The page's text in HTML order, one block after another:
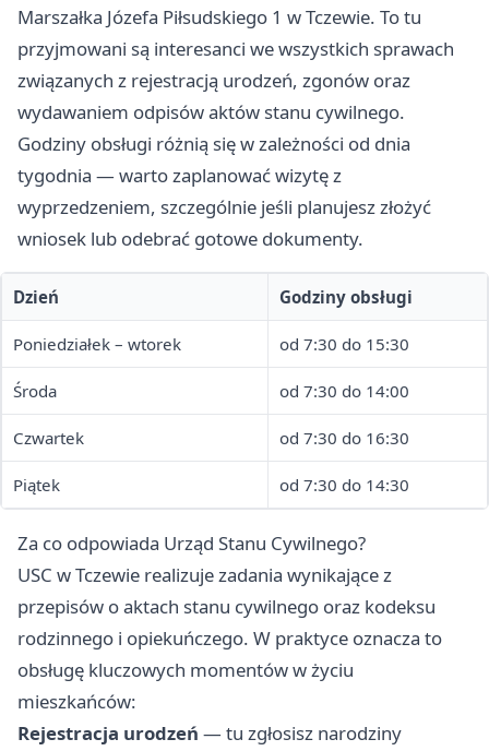
Marszałka Józefa Piłsudskiego 1 w Tczewie. To tu
przyjmowani są interesanci we wszystkich sprawach
związanych z rejestracją urodzeń, zgonów oraz
wydawaniem odpisów aktów stanu cywilnego.
Godziny obsługi różnią się w zależności od dnia
tygodnia — warto zaplanować wizytę z
wyprzedzeniem, szczególnie jeśli planujesz złożyć
wniosek lub odebrać gotowe dokumenty.
Dzień Godziny obsługi
Poniedziałek – wtorek od 7:30 do 15:30
Środa od 7:30 do 14:00
Czwartek od 7:30 do 16:30
Piątek od 7:30 do 14:30
Za co odpowiada Urząd Stanu Cywilnego?
USC w Tczewie realizuje zadania wynikające z
przepisów o aktach stanu cywilnego oraz kodeksu
rodzinnego i opiekuńczego. W praktyce oznacza to
obsługę kluczowych momentów w życiu
mieszkańców:
Rejestracja urodzeń — tu zgłosisz narodziny